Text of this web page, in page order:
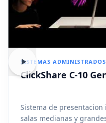
SISTEMAS ADMINISTRADOS
ClickShare C-10
Sistema de
salas medianas y